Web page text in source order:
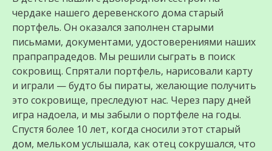
чердаке нашего деревенского дома старый
портфель. Он оказался заполнен старыми
письмами, документами, удостоверениями наших
прапрапрадедов. Мы решили сыграть в поиск
сокровищ. Спрятали портфель, нарисовали карту
и играли — будто бы пираты, желающие получить
это сокровище, преследуют нас. Через пару дней
игра надоела, и мы забыли о портфеле на годы.
Спустя более 10 лет, когда сносили этот старый
дом, мельком услышала, как отец сокрушался, что